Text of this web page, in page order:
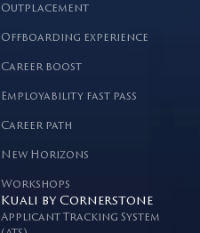
Outplacement
Offboarding experience
Career boost
Employability fast pass
Career path
New Horizons
Workshops
Kuali by Cornerstone
Applicant Tracking System